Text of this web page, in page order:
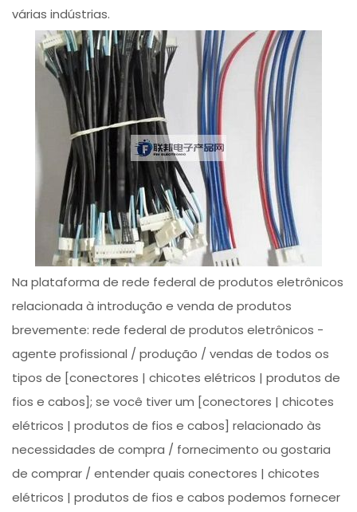
várias indústrias.
Na plataforma de rede federal de produtos eletrônicos
relacionada à introdução e venda de produtos
brevemente: rede federal de produtos eletrônicos -
agente profissional / produção / vendas de todos os
tipos de [conectores | chicotes elétricos | produtos de
fios e cabos]; se você tiver um [conectores | chicotes
elétricos | produtos de fios e cabos] relacionado às
necessidades de compra / fornecimento ou gostaria
de comprar / entender quais conectores | chicotes
elétricos | produtos de fios e cabos podemos fornecer